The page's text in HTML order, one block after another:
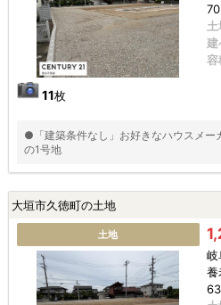
11枚
建
容
●「建築条件なし」お好きなハウスメ
の1号地
大垣市久徳町の土地
土地
岐
養